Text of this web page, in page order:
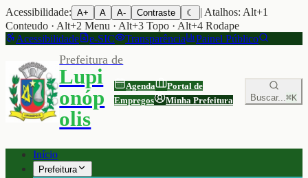
Acessibilidade: A+ A A- Contraste ☾
| Atalhos: Alt+1
Conteudo · Alt+2 Menu · Alt+3 Topo · Alt+4 Rodape
Acessibilidade
e-SIC Transparência Painel Público
Prefeitura de
Lupi
onóp
olis
Agenda
Portal de
Empregos
Minha Prefeitura Buscar...⌘K
Início
Prefeitura